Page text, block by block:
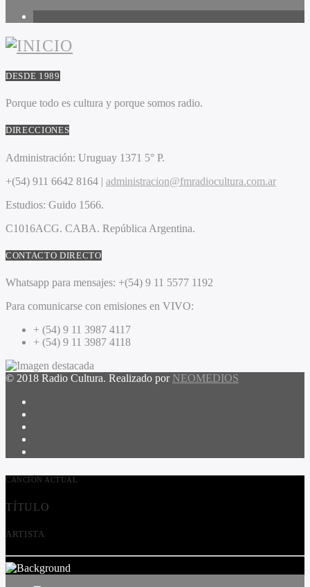
DESDE 1989
Porque todo es cultura y porque somos radio.
DIRECCIONES
Administración: Uruguay 1371 5° P.
+(54) 911 6642 8164 | administracion@fmradiocultura.com.ar
Estudios: Guido 1566.
C1016ACG. CABA. República Argentina.
CONTACTO DIRECTO
Whatsapp para mensajes: +(54) 9 11 5577 1192
Para comunicarse con emisiones en VIVO:
+ (54) 9 11 3987 4117
+ (54) 9 11 3987 4118
© 2018 Radio Cultura. Realizado por NEOMEDIOS
CANCIÓN ACTUAL
TÍTULO
ARTISTA